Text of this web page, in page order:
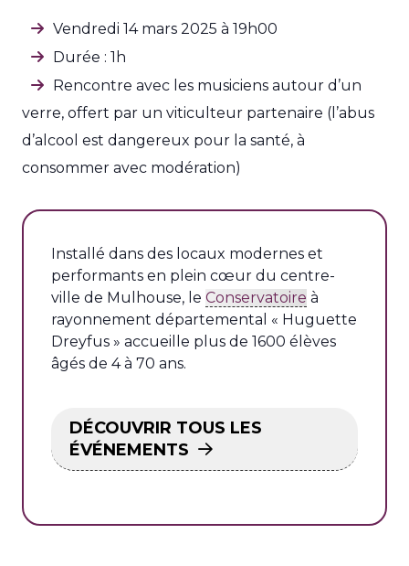
Vendredi 14 mars 2025 à 19h00
Durée : 1h
Rencontre avec les musiciens autour d’un
verre, offert par un viticulteur partenaire (l’abus
d’alcool est dangereux pour la santé, à
consommer avec modération)
Installé dans des locaux modernes et
performants en plein cœur du centre-
ville de Mulhouse, le Conservatoire à
rayonnement départemental « Huguette
Dreyfus » accueille plus de 1600 élèves
âgés de 4 à 70 ans.
DÉCOUVRIR TOUS LES
ÉVÉNEMENTS